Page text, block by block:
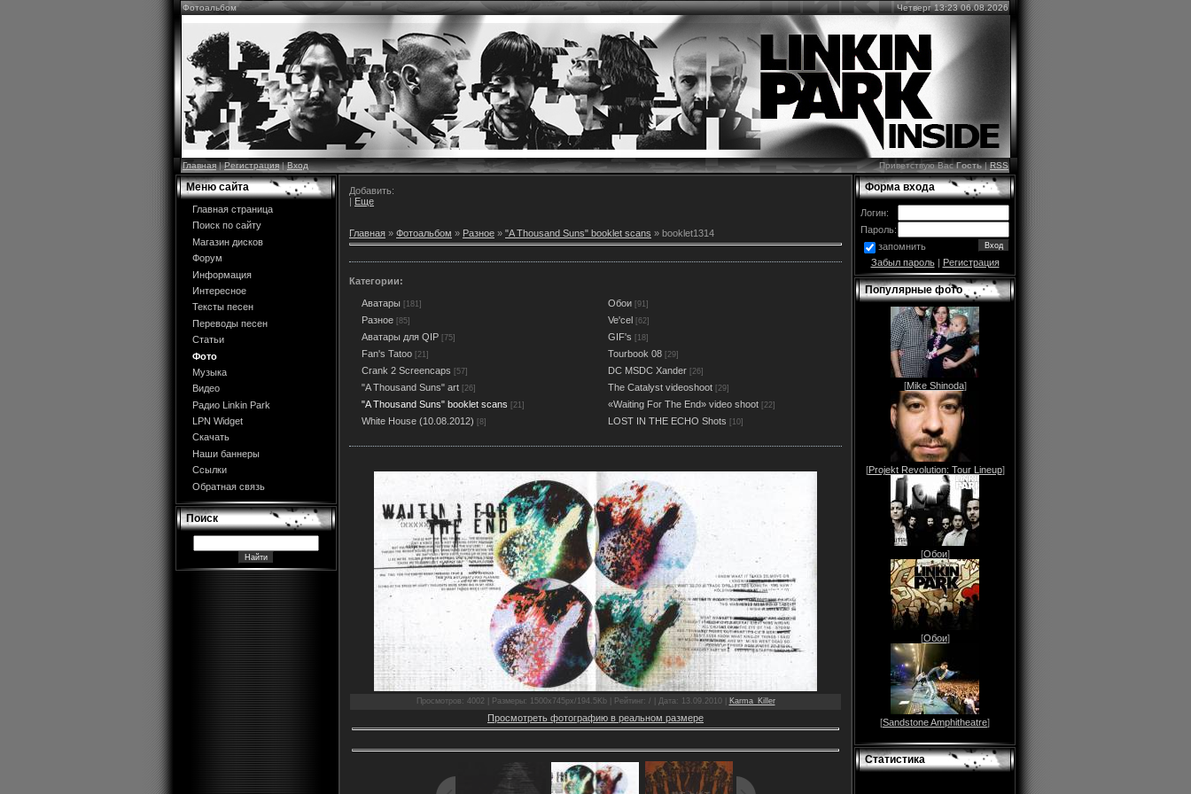
Фотоальбом Четверг 13:23 06.08.2026
Главная|Регистрация|Вход Приветствую ВасГость|RSS
Меню сайта
Главная страница
Поиск по сайту
Магазин дисков
Форум
Информация
Интересное
Тексты песен
Переводы песен
Статьи
Фото
Музыка
Видео
Радио Linkin Park
LPN Widget
Скачать
Наши баннеры
Ссылки
Обратная связь
Поиск
Добавить:
| Еще
Главная » Фотоальбом » Разное » "A Thousand Suns" booklet scans » booklet1314
Категории:
Аватары [181] Обои [91]
Разное [85] Ve'cel [62]
Аватары для QIP [75] GIF's [18]
Fan's Tatoo [21] Tourbook 08 [29]
Crank 2 Screencaps [57] DC MSDC Xander [26]
"A Thousand Suns" art [26] The Catalyst videoshoot [29]
"A Thousand Suns" booklet scans [21] «Waiting For The End» video shoot [22]
White House (10.08.2012) [8] LOST IN THE ECHO Shots [10]
Просмотров: 4002 | Размеры: 1500x745px/194.5Kb | Рейтинг: / | Дата: 13.09.2010 | Karma_Killer
Просмотреть фотографию в реальном размере
Форма входа
Логин:
Пароль:
запомнить
Забыл пароль| Регистрация
Популярные фото
[Mike Shinoda]
[Projekt Revolution: Tour Lineup]
[Обои]
[Обои]
[Sandstone Amphitheatre]
Статистика